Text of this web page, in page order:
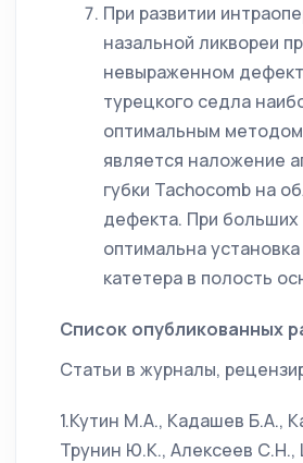
При развитии
назальной ликвореи
невыраженном
турецкого седла
оптимальным методом
является наложение
губки Tachocomb на
дефекта. При
оптимальна
катетера в полость
Список опубликованных
Статьи в журналы,
1.Кутин М.А., Кадашев Б.А.,
Трунин Ю.К., Алексеев С.Н.,